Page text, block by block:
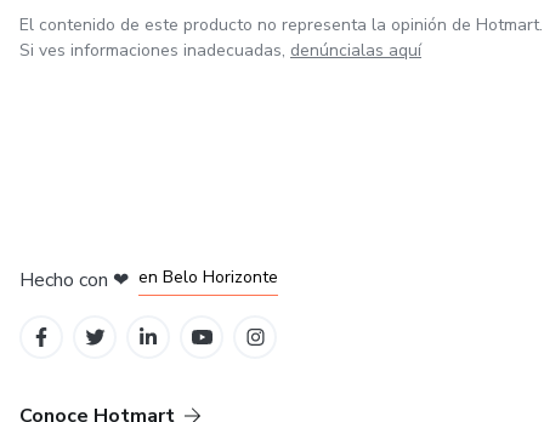
El contenido de este producto no representa la opinión de Hotmart.
Si ves informaciones inadecuadas, denúncialas aquí
Hecho con ❤ en Belo Horizonte
Conoce Hotmart